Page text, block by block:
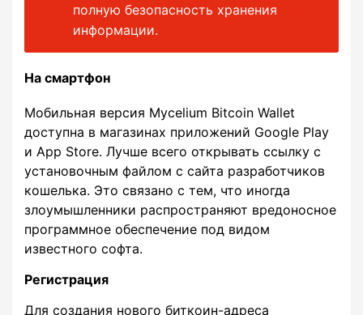
полную безопасность хранения
информации.
На смартфон
Мобильная версия Mycelium Bitcoin Wallet
доступна в магазинах приложений Google Play
и App Store. Лучше всего открывать ссылку с
установочным файлом с сайта разработчиков
кошелька. Это связано с тем, что иногда
злоумышленники распространяют вредоносное
программное обеспечение под видом
известного софта.
Регистрация
Для создания нового биткоин-адреса